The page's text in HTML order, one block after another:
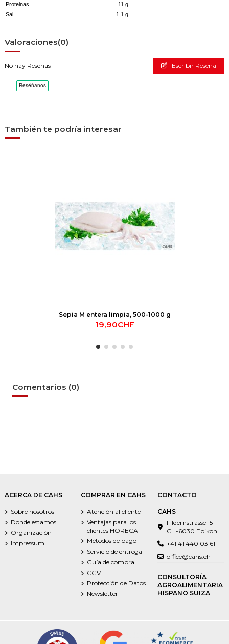
Proteinas
11 g
Sal
1,1 g
Valoraciones(0)
No hay Reseñas Escribir Reseña
También te podría interesar
Sepia M entera limpia, 500-1000 g
19,90CHF
Comentarios (0)
ACERCA DE CAHS
Sobre nosotros
Donde estamos
Organización
Impressum
COMPRAR EN CAHS
Atención al cliente
Ventajas para los
clientes HORECA
Métodos de pago
Servicio de entrega
Guía de compra
CGV
Protección de Datos
Newsletter
CONTACTO
CAHS
Fildernstrasse 15
CH-6030 Ebikon
+41 41 440 03 61
office@cahs.ch
CONSULTORÍA
AGROALIMENTARIA
HISPANO SUIZA